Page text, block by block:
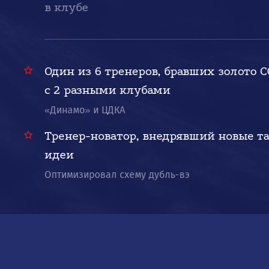
в клубе
Один из 6 тренеров, бравших золото
с 2 разными клубами
«Динамо» и ЦДКА
Тренер-новатор, внедрявший новые
идеи
Оптимизировал схему дубль-вэ